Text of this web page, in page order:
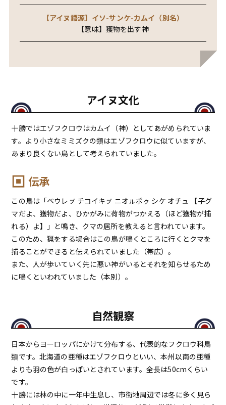
【アイヌ語源】イソ-サンケ-カムイ（別名）
【意味】獲物を出す神
アイヌ文化
十勝ではエゾフクロウはカムイ（神）としてあがめられていま
す。より小さなミミズクの類はエゾフクロウに似ていますが、
あまり良くない鳥として考えられていました。
伝承
この鳥は「ペウレㇷ゚ チコイキㇷ゚ ニオㇽポㇰ シケ オチュ 【子グ
マだよ、獲物だよ、ひかがみに荷物がつかえる（ほど獲物が捕
れる）よ】」と鳴き、クマの居所を教えると言われています。
このため、猟をする場合はこの鳥が鳴くところに行くとクマを
捕ることができると伝えられていました（帯広）。
また、人が歩いていく先に悪い神がいるとそれを知らせるため
に鳴くといわれていました（本別）。
自然観察
日本からヨーロッパにかけて分布する、代表的なフクロウ科鳥
類です。北海道の亜種はエゾフクロウといい、本州以南の亜種
よりも羽の色が白っぽいとされています。全長は50cmくらい
です。
十勝には林の中に一年中生息し、市街地周辺では冬に多く見ら